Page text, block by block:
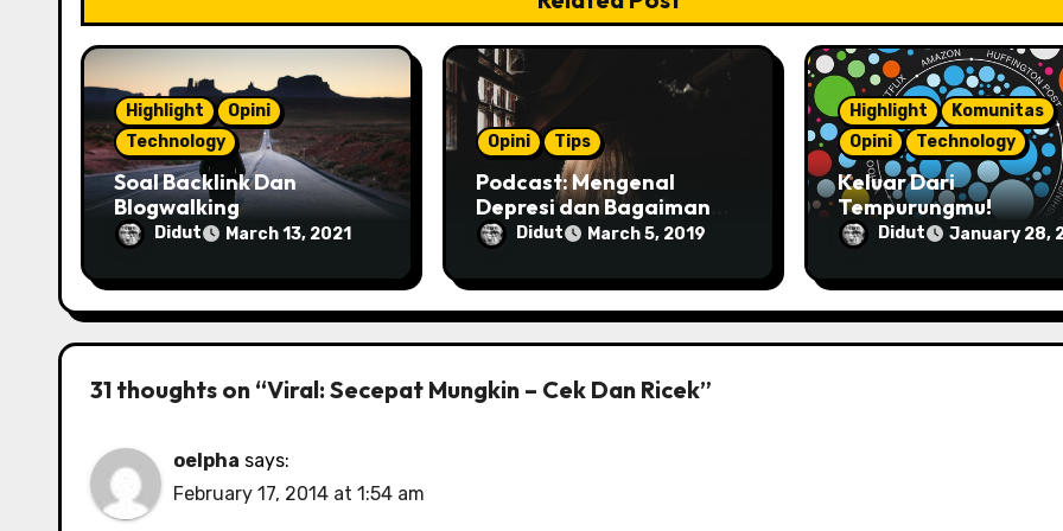
t
i
o
n
Highlight
Opini
Technology
Soal Backlink Dan
Blogwalking
Didut March 13, 2021
Opini Tips
Podcast: Mengenal
Depresi dan Bagaimana
Mengatasinya
Didut March 5, 2019
Highlight
Komunitas
Opini
Technology
Keluar Dari
Tempurungmu!
Didut January 28,
31 thoughts on “Viral: Secepat Mungkin – Cek Dan Ricek”
oelpha says:
February 17, 2014 at 1:54 am